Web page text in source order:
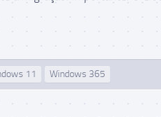
11 Windows 365